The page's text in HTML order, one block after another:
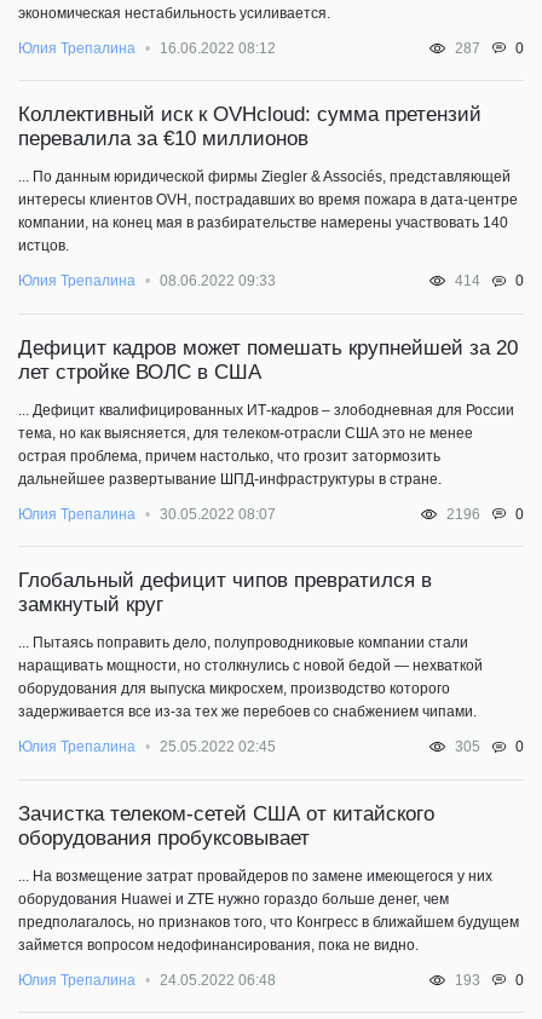
экономическая нестабильность усиливается.
Юлия Трепалина 16.06.2022 08:12 287 0
Коллективный иск к OVHcloud: сумма претензий
перевалила за €10 миллионов
... По данным юридической фирмы Ziegler & Associés, представляющей
интересы клиентов OVH, пострадавших во время пожара в дата-центре
компании, на конец мая в разбирательстве намерены участвовать 140
истцов.
Юлия Трепалина 08.06.2022 09:33 414 0
Дефицит кадров может помешать крупнейшей за 20
лет стройке ВОЛС в США
... Дефицит квалифицированных ИТ-кадров – злободневная для России
тема, но как выясняется, для телеком-отрасли США это не менее
острая проблема, причем настолько, что грозит затормозить
дальнейшее развертывание ШПД-инфраструктуры в стране.
Юлия Трепалина 30.05.2022 08:07 2196 0
Глобальный дефицит чипов превратился в
замкнутый круг
... Пытаясь поправить дело, полупроводниковые компании стали
наращивать мощности, но столкнулись с новой бедой — нехваткой
оборудования для выпуска микросхем, производство которого
задерживается все из-за тех же перебоев со снабжением чипами.
Юлия Трепалина 25.05.2022 02:45 305 0
Зачистка телеком-сетей США от китайского
оборудования пробуксовывает
... На возмещение затрат провайдеров по замене имеющегося у них
оборудования Huawei и ZTE нужно гораздо больше денег, чем
предполагалось, но признаков того, что Конгресс в ближайшем будущем
займется вопросом недофинансирования, пока не видно.
Юлия Трепалина 24.05.2022 06:48 193 0